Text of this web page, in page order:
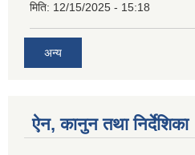
मिति: 12/15/2025 - 15:18
अन्य
ऐन, कानुन तथा निर्देशिका